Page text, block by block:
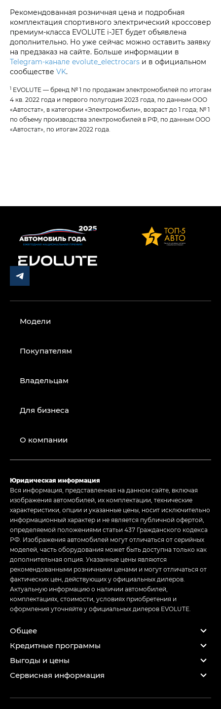
Рекомендованная розничная цена и подробная
комплектация спортивного электрический кроссовер
премиум-класса EVOLUTE i‑JET будет объявлена
дополнительно. Но уже сейчас можно оставить заявку
на предзаказ на сайте. Больше информации в
Telegram-канале evolute_electrocars и в официальном
сообществе VK.
1 EVOLUTE — бренд № 1 по продажам электромобилей по итогам
4 кв. 2022 года и первого полугодия 2023 года, по данным ООО
«Автостат», в категории «Электромобили», возраст до 1 года; № 1
по объему производства электромобилей в РФ, по данным ООО
«Автостат», по итогам 2022 года.
Модели
Покупателям
Владельцам
Для бизнеса
О компании
Юридическая информация
Вся информация, представленная на данном сайте, включая
изображения автомобилей, их комплектации, технические
характеристики, опции и указанные цены, носит исключительно
информационный характер и не является публичной офертой,
определяемой положениями статьи 437 Гражданского кодекса
РФ. Изображения автомобилей могут отличаться от серийных
моделей, часть оборудования может быть доступна только как
дополнительная опция. Указанные цены являются
рекомендованными розничными ценами и могут отличаться от
фактических цен, действующих у официальных дилеров.
Актуальную информацию о наличии автомобилей,
комплектациях, стоимости, условиях приобретения и
оформления уточняйте у официальных дилеров EVOLUTE.
Общее
Кредитные программы
Выгоды и цены
Сервисная информация